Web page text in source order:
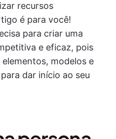
recursos
é para você!
para criar uma
e eficaz, pois
modelos e
dar início ao seu